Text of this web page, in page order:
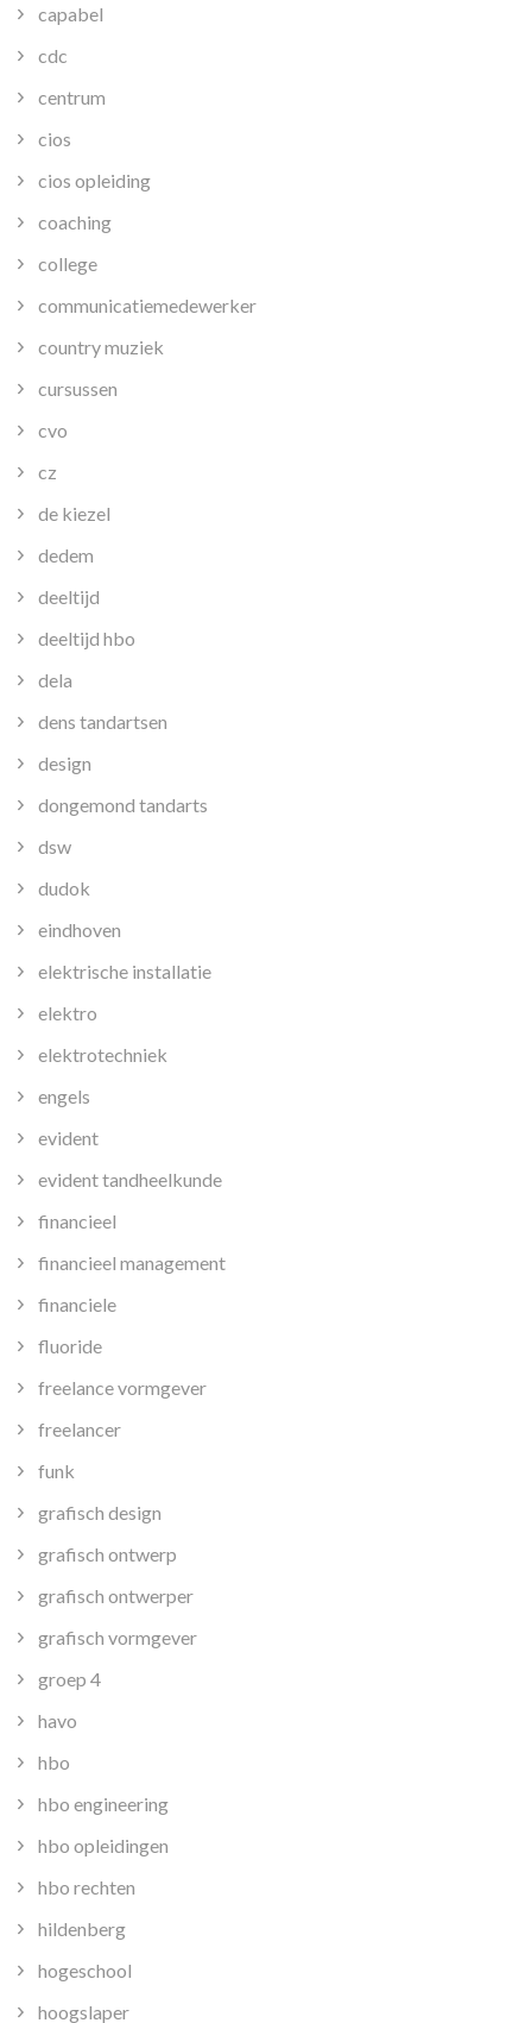
capabel
cdc
centrum
cios
cios opleiding
coaching
college
communicatiemedewerker
country muziek
cursussen
cvo
cz
de kiezel
dedem
deeltijd
deeltijd hbo
dela
dens tandartsen
design
dongemond tandarts
dsw
dudok
eindhoven
elektrische installatie
elektro
elektrotechniek
engels
evident
evident tandheelkunde
financieel
financieel management
financiele
fluoride
freelance vormgever
freelancer
funk
grafisch design
grafisch ontwerp
grafisch ontwerper
grafisch vormgever
groep 4
havo
hbo
hbo engineering
hbo opleidingen
hbo rechten
hildenberg
hogeschool
hoogslaper